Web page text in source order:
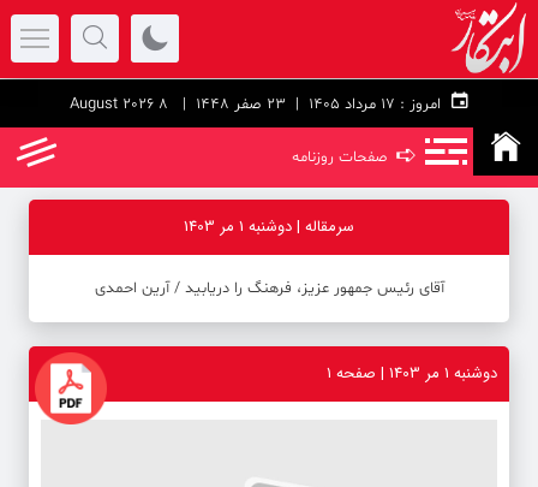
امروز : 23 صفر 1448 | 8 August 2026
➪ صفحات روزنامه
سرمقاله | دوشنبه 1 مر 1403
آقای رئیس جمهور عزیز، فرهنگ را دریابید / آرین احمدی
دوشنبه 1 مر 1403 | صفحه ۱